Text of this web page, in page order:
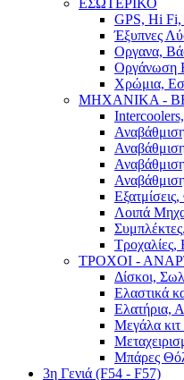
ΕΣΩΤΕΡΙΚΟ
GPS, Hi Fi,
Έξυπνες
Οργανα,
Οργάνωση
Χρώμια,
ΜΗΧΑΝΙΚΑ -
Λοιπά
ΤΡΟΧΟΙ -
Δίσκοι,
Ελαστικά
Ελατήρια,
Μεγάλα
Μπάρες
3η Γενιά (F54 - F57)